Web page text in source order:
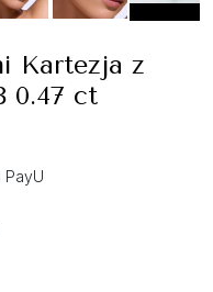
Kartezja z
0.47 ct
PayU